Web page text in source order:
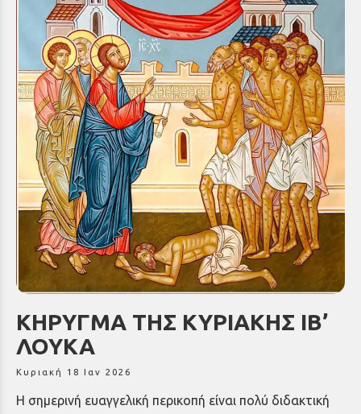
ΚΗΡΥΓΜΑ ΤΗΣ ΚΥΡΙΑΚΗΣ ΙΒ’
ΛΟΥΚΑ
Κυριακή 18 Ιαν 2026
Η σημερινή ευαγγελική περικοπή είναι πολύ διδακτική